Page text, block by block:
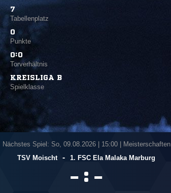
7
Tabellenplatz
0
Punkte
0:0
Torverhältnis
KREISLIGA B
Spielklasse
Nächstes Spiel: So, 09.08.2026| 15:00 | Meisterschaften
TSV Moischt
- 1. FSC Ela Malaka Marburg
 : 